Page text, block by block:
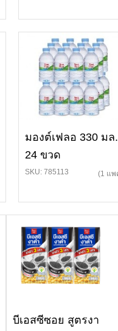
มองต์เฟลอ 330 ม
24 ขวด
SKU: 785113 (1 แพ
บีเอสซีซอย สูตรงา